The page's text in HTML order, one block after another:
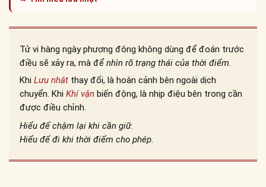
Tử vi hàng ngày phương đông không dùng để đoán trước
điều sẽ xảy ra, mà đểnhìn rõ trạng thái của thời điểm.
Khi Lưu nhật thay đổi, là hoàn cảnh bên ngoài dịch
chuyển. Khi Khí vận biến động, là nhịp điệu bên trong cần
được điều chỉnh.
Hiểu để chậm lại khi cần giữ.
Hiểu để đi khi thời điểm cho phép.